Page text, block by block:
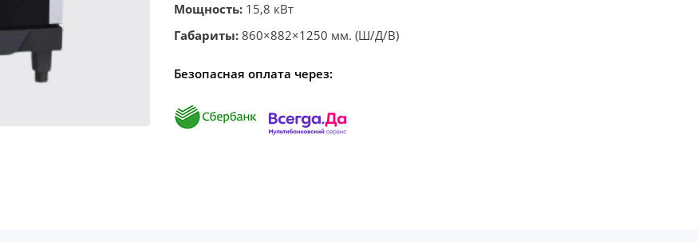
Мощность: 15,8 кВт
Габариты: 860×882×1250 мм. (Ш/Д/В)
Безопасная оплата через: